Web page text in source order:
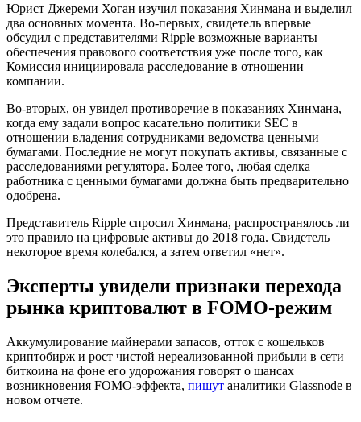
Юрист Джереми Хоган изучил показания Хинмана и выделил
два основных момента. Во-первых, свидетель впервые
обсудил с представителями Ripple возможные варианты
обеспечения правового соответствия уже после того, как
Комиссия инициировала расследование в отношении
компании.
Во-вторых, он увидел противоречие в показаниях Хинмана,
когда ему задали вопрос касательно политики SEC в
отношении владения сотрудниками ведомства ценными
бумагами. Последние не могут покупать активы, связанные с
расследованиями регулятора. Более того, любая сделка
работника с ценными бумагами должна быть предварительно
одобрена.
Представитель Ripple спросил Хинмана, распространялось ли
это правило на цифровые активы до 2018 года. Свидетель
некоторое время колебался, а затем ответил «нет».
Эксперты увидели признаки перехода
рынка криптовалют в FOMO-режим
Аккумулирование майнерами запасов, отток с кошельков
криптобирж и рост чистой нереализованной прибыли в сети
биткоина на фоне его удорожания говорят о шансах
возникновения FOMO-эффекта, пишут аналитики Glassnode в
новом отчете.